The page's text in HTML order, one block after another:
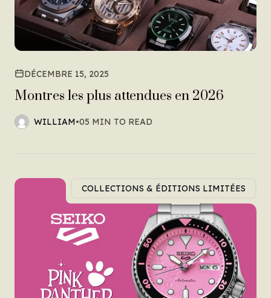
DÉCEMBRE 15, 2025
Montres les plus attendues en 2026
WILLIAM•05 MIN TO READ
COLLECTIONS & ÉDITIONS LIMITÉES